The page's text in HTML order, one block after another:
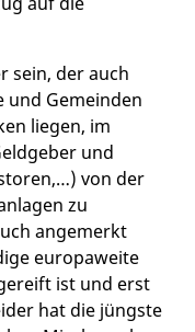
sein, der auch
und Gemeinden
liegen, im
und
von der
zu
angemerkt
europaweite
ist und erst
hat die jüngste